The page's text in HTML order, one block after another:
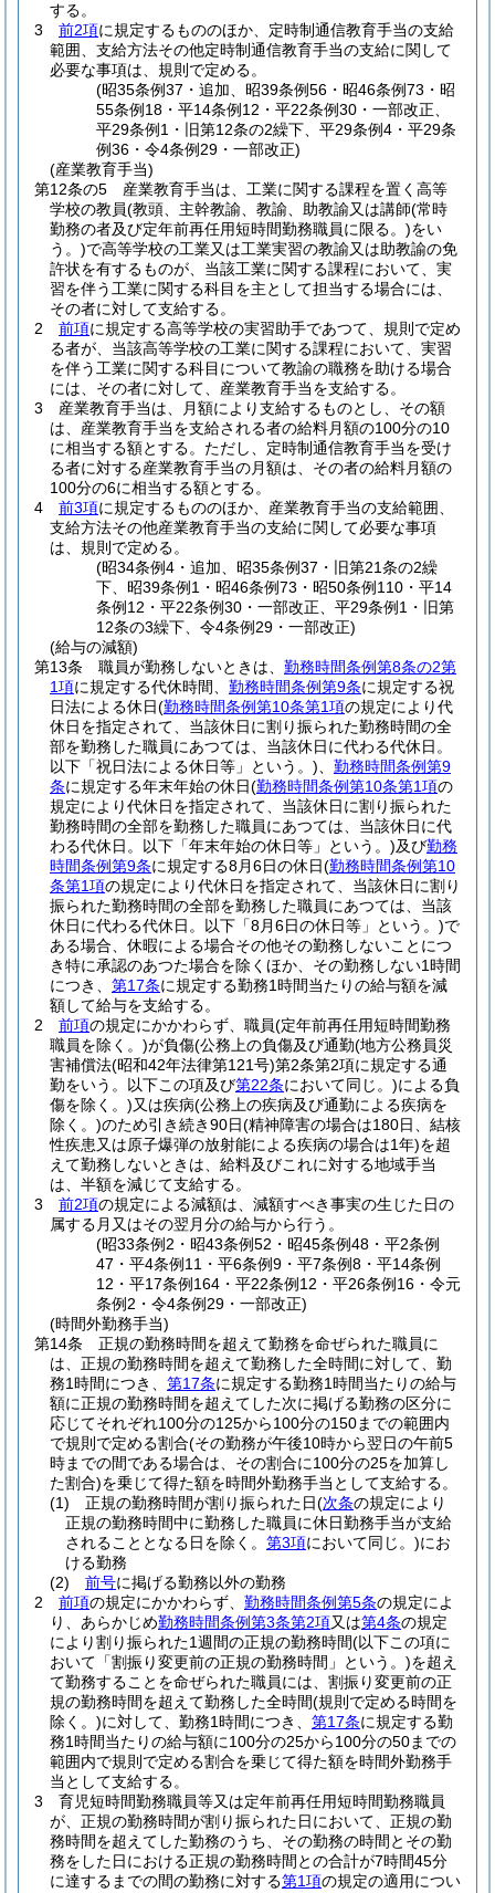
する。
3
前2項に規定するもののほか、定時制通信教育手当の支給
範囲、支給方法その他定時制通信教育手当の支給に関して
必要な事項は、規則で定める。
(昭35条例37・追加、昭39条例56・昭46条例73・昭
55条例18・平14条例12・平22条例30・一部改正、
平29条例1・旧第12条の2繰下、平29条例4・平29条
例36・令4条例29・一部改正)
(産業教育手当)
第12条の5
産業教育手当は、工業に関する課程を置く高等
学校の教員(教頭、主幹教諭、教諭、助教諭又は講師(常時
勤務の者及び定年前再任用短時間勤務職員に限る。)をい
う。)で高等学校の工業又は工業実習の教諭又は助教諭の免
許状を有するものが、当該工業に関する課程において、実
習を伴う工業に関する科目を主として担当する場合には、
その者に対して支給する。
2
前項に規定する高等学校の実習助手であつて、規則で定め
る者が、当該高等学校の工業に関する課程において、実習
を伴う工業に関する科目について教諭の職務を助ける場合
には、その者に対して、産業教育手当を支給する。
3
産業教育手当は、月額により支給するものとし、その額
は、産業教育手当を支給される者の給料月額の100分の10
に相当する額とする。 ただし、定時制通信教育手当を受け
る者に対する産業教育手当の月額は、その者の給料月額の
100分の6に相当する額とする。
4
前3項に規定するもののほか、産業教育手当の支給範囲、
支給方法その他産業教育手当の支給に関して必要な事項
は、規則で定める。
(昭34条例4・追加、昭35条例37・旧第21条の2繰
下、昭39条例1・昭46条例73・昭50条例110・平14
条例12・平22条例30・一部改正、平29条例1・旧第
12条の3繰下、令4条例29・一部改正)
(給与の減額)
第13条
職員が勤務しないときは、 勤務時間条例第8条の2第
1項に規定する代休時間、 勤務時間条例第9条に規定する祝
日法による休日(勤務時間条例第10条第1項の規定により代
休日を指定されて、当該休日に割り振られた勤務時間の全
部を勤務した職員にあつては、当該休日に代わる代休日。
以下「祝日法による休日等」という。)
勤務時間条例第9
条に規定する年末年始の休日(勤務時間条例第10条第1項の
規定により代休日を指定されて、当該休日に割り振られた
勤務時間の全部を勤務した職員にあつては、当該休日に代
わる代休日。以下「年末年始の休日等」という。)及び勤務
時間条例第9条に規定する8月6日の休日(勤務時間条例第10
条第1項の規定により代休日を指定されて、当該休日に割り
振られた勤務時間の全部を勤務した職員にあつては、当該
休日に代わる代休日。以下「8月6日の休日等」という。)で
ある場合、休暇による場合その他その勤務しないことにつ
き特に承認のあつた場合を除くほか、その勤務しない1時間
につき、 第17条に規定する勤務1時間当たりの給与額を減
額して給与を支給する。
2
前項の規定にかかわらず、職員(定年前再任用短時間勤務
職員を除く。)が負傷(公務上の負傷及び通勤(地方公務員災
害補償法(昭和42年法律第121号)第2条第2項に規定する通
勤をいう。以下この項及び第22条において同じ。)による負
傷を除く。)又は疾病(公務上の疾病及び通勤による疾病を
除く。)のため引き続き90日(精神障害の場合は180日、結核
性疾患又は原子爆弾の放射能による疾病の場合は1年)を超
えて勤務しないときは、給料及びこれに対する地域手当
は、半額を減じて支給する。
3
前2項の規定による減額は、減額すべき事実の生じた日の
属する月又はその翌月分の給与から行う。
(昭33条例2・昭43条例52・昭45条例48・平2条例
47・平4条例11・平6条例9・平7条例8・平14条例
12・平17条例164・平22条例12・平26条例16・令元
条例2・令4条例29・一部改正)
(時間外勤務手当)
第14条
正規の勤務時間を超えて勤務を命ぜられた職員に
は、正規の勤務時間を超えて勤務した全時間に対して、勤
務1時間につき、 第17条に規定する勤務1時間当たりの給与
額に正規の勤務時間を超えてした次に掲げる勤務の区分に
応じてそれぞれ100分の125から100分の150までの範囲内
で規則で定める割合(その勤務が午後10時から翌日の午前5
時までの間である場合は、その割合に100分の25を加算し
た割合)を乗じて得た額を時間外勤務手当として支給する。
(1)
正規の勤務時間が割り振られた日(次条の規定により
正規の勤務時間中に勤務した職員に休日勤務手当が支給
されることとなる日を除く。 第3項において同じ。)にお
ける勤務
(2)
前号に掲げる勤務以外の勤務
2
前項の規定にかかわらず、 勤務時間条例第5条の規定によ
り、あらかじめ勤務時間条例第3条第2項又は第4条の規定
により割り振られた1週間の正規の勤務時間(以下この項に
おいて「割振り変更前の正規の勤務時間」という。)を超え
て勤務することを命ぜられた職員には、割振り変更前の正
規の勤務時間を超えて勤務した全時間(規則で定める時間を
除く。)に対して、勤務1時間につき、 第17条に規定する勤
務1時間当たりの給与額に100分の25から100分の50までの
範囲内で規則で定める割合を乗じて得た額を時間外勤務手
当として支給する。
3
育児短時間勤務職員等又は定年前再任用短時間勤務職員
が、正規の勤務時間が割り振られた日において、正規の勤
務時間を超えてした勤務のうち、その勤務の時間とその勤
務をした日における正規の勤務時間との合計が7時間45分
に達するまでの間の勤務に対する第1項の規定の適用につい